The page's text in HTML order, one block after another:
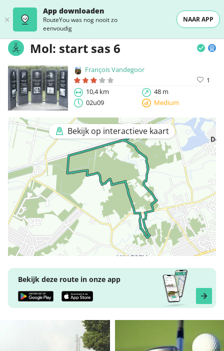
App downloaden
RouteYou was nog nooit zo
eenvoudig
NAAR APP
Mol: start sas 6
François Vandegoor
1
10,4 km
48 m
02u09
Medium
Bekijk op interactieve kaart
Bekijk deze route in onze app